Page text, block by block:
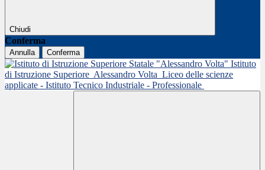
Chiudi
Conferma
Annulla Conferma
Istituto
di Istruzione Superiore Alessandro Volta Liceo delle scienze
applicate - Istituto Tecnico Industriale - Professionale